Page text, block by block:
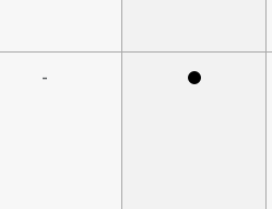
-